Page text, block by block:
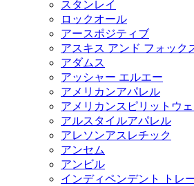
スタンレイ
ロックオール
アースポジティブ
アスキス アンド フォック
アダムス
アッシャー エルエー
アメリカンアパレル
アメリカンスピリットウ
アルスタイルアパレル
アレソンアスレチック
アンセム
アンビル
インディペンデント トレ